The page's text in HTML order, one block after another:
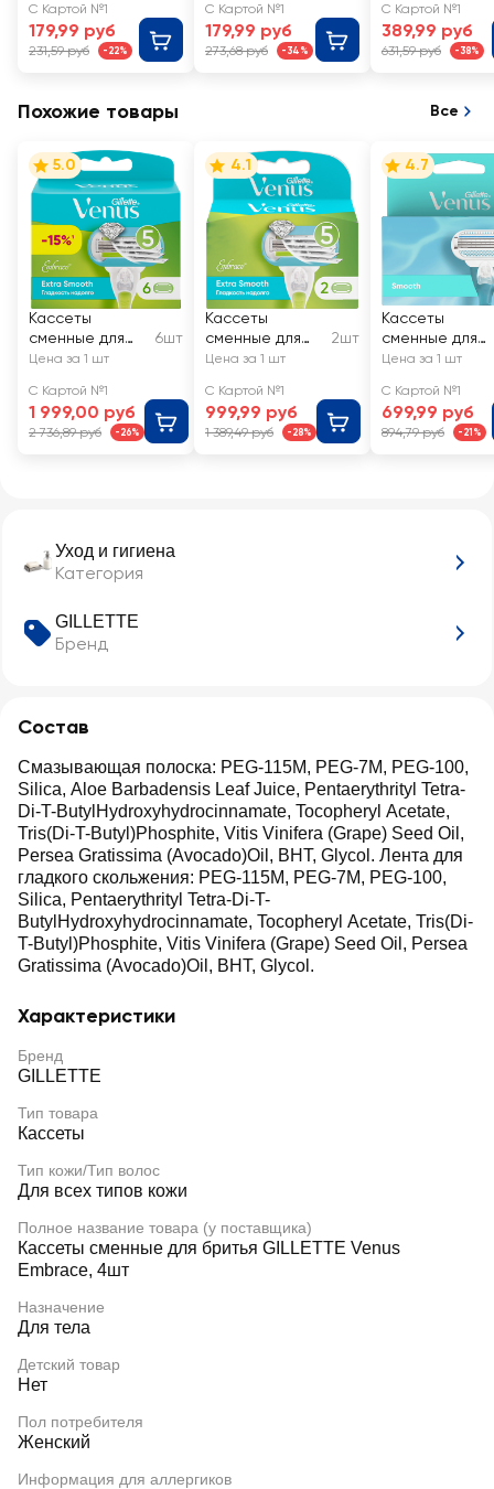
Уход и гигиена
Категория
GILLETTE
Бренд
Состав
Смазывающая полоска: PEG-115M, PEG-7M, PEG-100,
Silica, Aloe Barbadensis Leaf Juice, Pentaerythrityl Tetra-
Di-T-ButylHydroxyhydrocinnamate, Tocopheryl Acetate,
Tris(Di-T-Butyl)Phosphite, Vitis Vinifera (Grape) Seed Oil,
Persea Gratissima (Avocado)Oil, BHT, Glycol. Лента для
гладкого скольжения: PEG-115M, PEG-7M, PEG-100,
Silica, Pentaerythrityl Tetra-Di-T-
ButylHydroxyhydrocinnamate, Tocopheryl Acetate, Tris(Di-
T-Butyl)Phosphite, Vitis Vinifera (Grape) Seed Oil, Persea
Gratissima (Avocado)Oil, BHT, Glycol.
Характеристики
Бренд
GILLETTE
Тип товара
Кассеты
Тип кожи/Тип волос
Для всех типов кожи
Полное название товара (у поставщика)
Кассеты сменные для бритья GILLETTE Venus
Embrace, 4шт
Назначение
Для тела
Детский товар
Нет
Пол потребителя
Женский
Информация для аллергиков
Disposable Blue
II
С Картой №1
179,99 руб
231,59 руб -22%
4+1шт
С Картой №1
179,99 руб
273,68 руб -34%
щий, для
чувствительн
ой кожи
С Картой №1
389,99 руб
631,59 руб -38%
Похожие товары Все
5.0
Кассеты
сменные для
бритья GILLETTE
Extra Smooth
6шт
Цена за 1 шт
С Картой №1
1 999,00 руб
2 736,89 руб -26%
4.1
Кассеты
сменные для
бритья GILLETTE
2шт
Цена за 1 шт
С Картой №1
999,99 руб
1 389,49 руб -28%
4.7
Кассеты
сменные для
бритья
Цена за 1 шт
С Картой №1
699,99 руб
894,79 руб -21%